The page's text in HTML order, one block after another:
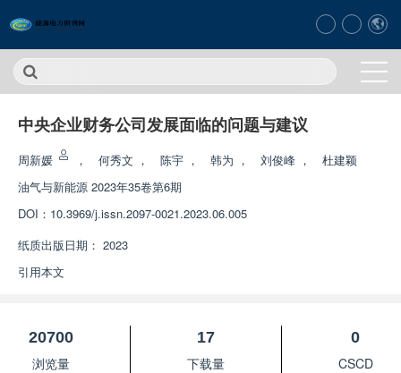
中央企业财务公司发展面临的问题与建议
周新媛 ， 何秀文 ， 陈宇 ， 韩为 ， 刘俊峰 ，
杜建颖
油气与新能源 2023年35卷第6期
DOI： 10.3969/j.issn.2097-0021.2023.06.005
纸质出版日期： 2023
引用本文
20700
浏览量
17
下载量
0
CSCD